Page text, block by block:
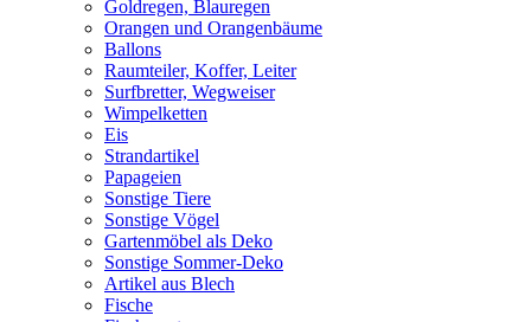
Goldregen, Blauregen
Orangen und Orangenbäume
Ballons
Raumteiler, Koffer, Leiter
Surfbretter, Wegweiser
Wimpelketten
Eis
Strandartikel
Papageien
Sonstige Tiere
Sonstige Vögel
Gartenmöbel als Deko
Sonstige Sommer-Deko
Artikel aus Blech
Fische